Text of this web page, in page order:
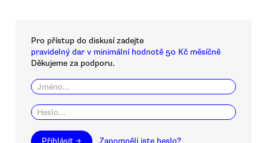
Pro přístup do diskusí zadejte
pravidelný dar v minimální hodnotě 50 Kč měsíčně
Děkujeme za podporu.